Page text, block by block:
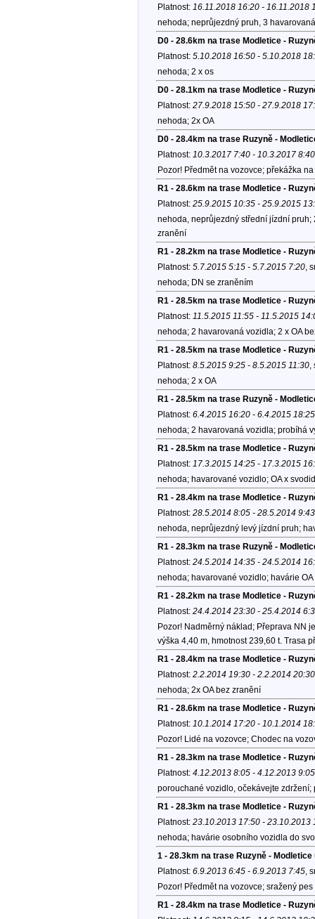
Platnost: 16.11.2018 16:20 - 16.11.2018
nehoda; neprůjezdný pruh, 3
D0 - 28.6km na trase Modletice -
Platnost: 5.10.2018 16:50 - 5.10.2018
nehoda; 2 x os
D0 - 28.1km na trase Modletice -
Platnost: 27.9.2018 15:50 - 27.9.2018
nehoda; 2x OA
D0 - 28.4km na trase Ruzyně -
Platnost: 10.3.2017 7:40 - 10.3.2017 8:40
Pozor! Předmět na vozovce; překážka
R1 - 28.6km na trase Modletice -
Platnost: 25.9.2015 10:35 - 25.9.2015
nehoda, neprůjezdný střední jízdní pruh;
zranění
R1 - 28.2km na trase Modletice -
Platnost: 5.7.2015 5:15 - 5.7.2015 7:20,
nehoda; DN se zraněním
R1 - 28.5km na trase Modletice -
Platnost: 11.5.2015 11:55 - 11.5.2015
nehoda; 2 havarovaná vozidla; 2 x OA
R1 - 28.5km na trase Modletice -
Platnost: 8.5.2015 9:25 - 8.5.2015 11:30,
nehoda; 2 x OA
R1 - 28.5km na trase Ruzyně -
Platnost: 6.4.2015 16:20 - 6.4.2015 18:25
nehoda; 2 havarovaná vozidla; probíhá
R1 - 28.5km na trase Modletice -
Platnost: 17.3.2015 14:25 - 17.3.2015
nehoda; havarované vozidlo; OA x
R1 - 28.4km na trase Modletice -
Platnost: 28.5.2014 8:05 - 28.5.2014 9:43
nehoda, neprůjezdný levý jízdní pruh;
R1 - 28.3km na trase Ruzyně -
Platnost: 24.5.2014 14:35 - 24.5.2014
nehoda; havarované vozidlo; havárie
R1 - 28.2km na trase Modletice -
Platnost: 24.4.2014 23:30 - 25.4.2014
Pozor! Nadměrný náklad; Přeprava NN
výška 4,40 m, hmotnost 239,60 t. Trasa
R1 - 28.4km na trase Modletice -
Platnost: 2.2.2014 19:30 - 2.2.2014 20:30
nehoda; 2x OA bez zranění
R1 - 28.6km na trase Modletice -
Platnost: 10.1.2014 17:20 - 10.1.2014
Pozor! Lidé na vozovce; Chodec na
R1 - 28.3km na trase Modletice -
Platnost: 4.12.2013 8:05 - 4.12.2013 9:05
porouchané vozidlo, očekávejte
R1 - 28.3km na trase Modletice -
Platnost: 23.10.2013 17:50 - 23.10.2013
nehoda; havárie osobního vozidla do
1 - 28.3km na trase Ruzyně -
Platnost: 6.9.2013 6:45 - 6.9.2013 7:45,
Pozor! Předmět na vozovce; sražený
R1 - 28.4km na trase Modletice -